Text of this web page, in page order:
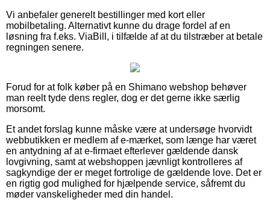
Vi anbefaler generelt bestillinger med kort eller
mobilbetaling. Alternativt kunne du drage fordel af en
løsning fra f.eks. ViaBill, i tilfælde af at du tilstræber at betale
regningen senere.
Forud for at folk køber på en Shimano webshop behøver
man reelt tyde dens regler, dog er det gerne ikke særlig
morsomt.
Et andet forslag kunne måske være at undersøge hvorvidt
webbutikken er medlem af e-mærket, som længe har været
en antydning af at e-firmaet efterlever gældende dansk
lovgivning, samt at webshoppen jævnligt kontrolleres af
sagkyndige der er meget fortrolige de gældende love. Det er
en rigtig god mulighed for hjælpende service, såfremt du
møder vanskeligheder med din handel.